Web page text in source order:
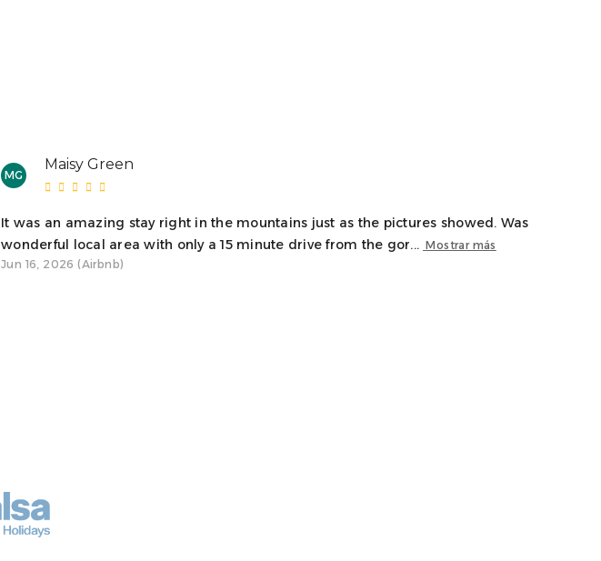
MG
Maisy Green
It was an amazing stay right in the mountains just as the pictures showed. Was
wonderful local area with only a 15 minute drive from the gor... Mostrar más
Jun 16, 2026 (Airbnb)